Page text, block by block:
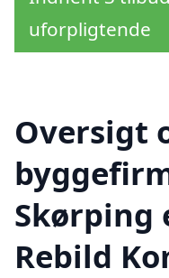
uforpligtende
Oversigt
Skørping
Rebild